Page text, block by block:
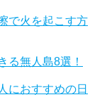
で火を起こす方
る無人島8選！
におすすめの日